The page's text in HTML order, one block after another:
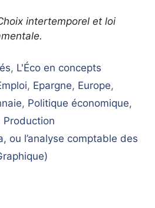
intertemporel et loi
, L'Éco en concepts
, Epargne, Europe,
, Politique économique,
Production
ou l’analyse comptable des